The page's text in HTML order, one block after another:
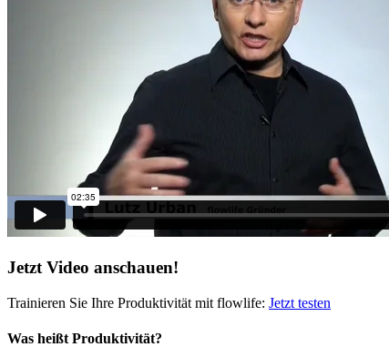
Jetzt Video anschauen!
Trainieren Sie Ihre Produktivität mit flowlife: Jetzt testen
Was heißt Produktivität?